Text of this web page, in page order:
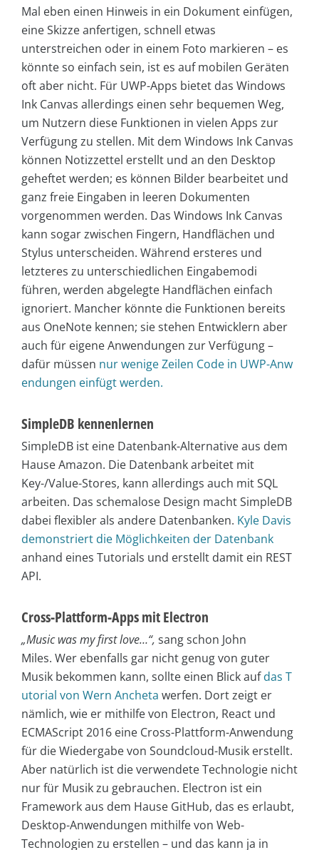
Mal eben einen Hinweis in ein Dokument einfügen,
eine Skizze anfertigen, schnell etwas
unterstreichen oder in einem Foto markieren – es
könnte so einfach sein, ist es auf mobilen Geräten
oft aber nicht. Für UWP-Apps bietet das Windows
Ink Canvas allerdings einen sehr bequemen Weg,
um Nutzern diese Funktionen in vielen Apps zur
Verfügung zu stellen. Mit dem Windows Ink Canvas
können Notizzettel erstellt und an den Desktop
geheftet werden; es können Bilder bearbeitet und
ganz freie Eingaben in leeren Dokumenten
vorgenommen werden. Das Windows Ink Canvas
kann sogar zwischen Fingern, Handflächen und
Stylus unterscheiden. Während ersteres und
letzteres zu unterschiedlichen Eingabemodi
führen, werden abgelegte Handflächen einfach
ignoriert. Mancher könnte die Funktionen bereits
aus OneNote kennen; sie stehen Entwicklern aber
auch für eigene Anwendungen zur Verfügung –
dafür müssen nur wenige Zeilen Code in UWP-Anw
endungen einfügt werden.
SimpleDB kennenlernen
SimpleDB ist eine Datenbank-Alternative aus dem
Hause Amazon. Die Datenbank arbeitet mit
Key-/Value-Stores, kann allerdings auch mit SQL
arbeiten. Das schemalose Design macht SimpleDB
dabei flexibler als andere Datenbanken. Kyle Davis
demonstriert die Möglichkeiten der Datenbank
anhand eines Tutorials und erstellt damit ein REST
API.
Cross-Plattform-Apps mit Electron
„Music was my first love…“, sang schon John
Miles. Wer ebenfalls gar nicht genug von guter
Musik bekommen kann, sollte einen Blick aufdas T
utorial von Wern Ancheta werfen. Dort zeigt er
nämlich, wie er mithilfe von Electron, React und
ECMAScript 2016 eine Cross-Plattform-Anwendung
für die Wiedergabe von Soundcloud-Musik erstellt.
Aber natürlich ist die verwendete Technologie nicht
nur für Musik zu gebrauchen. Electron ist ein
Framework aus dem Hause GitHub, das es erlaubt,
Desktop-Anwendungen mithilfe von Web-
Technologien zu erstellen – und das kann ja in